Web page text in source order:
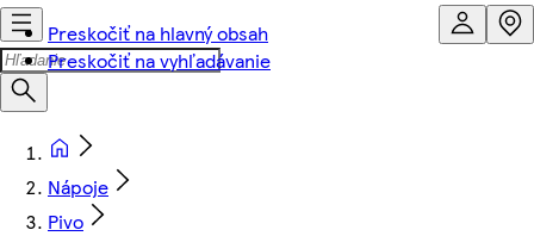
Preskočiť na hlavný obsah
Preskočiť na vyhľadávanie
Nápoje
Pivo